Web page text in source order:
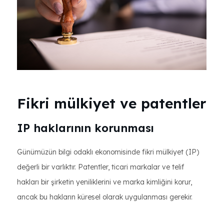
Fikri mülkiyet ve patentler
IP haklarının korunması
Günümüzün bilgi odaklı ekonomisinde fikri mülkiyet (IP)
değerli bir varlıktır. Patentler, ticari markalar ve telif
hakları bir şirketin yeniliklerini ve marka kimliğini korur,
ancak bu hakların küresel olarak uygulanması gerekir.